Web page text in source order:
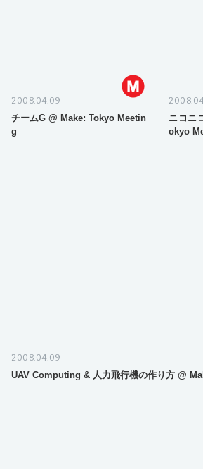
2008.04.09
チームG @ Make: Tokyo Meetin
g
ニコニ
okyo
2008.04.09
UAV Computing & 人力飛行機の作り方 @